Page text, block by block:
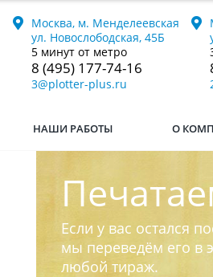
Москва, м. Менделеевская
ул. Новослободская, 45Б
5 минут от метро
8 (495) 177-74-16
3@plotter-plus.ru
НАШИ РАБОТЫ О
Если у вас остался
мы переведём его в
любой тираж.